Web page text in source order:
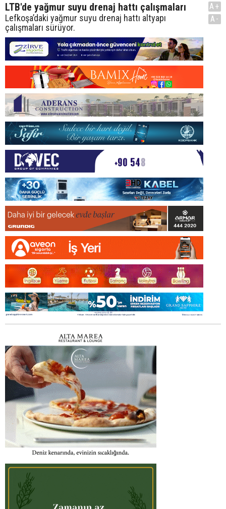
LTB'de yağmur suyu drenaj hattı çalışmaları
Lefkoşa’daki yağmur suyu drenaj hattı altyapı
çalışmaları sürüyor.
A+
A-